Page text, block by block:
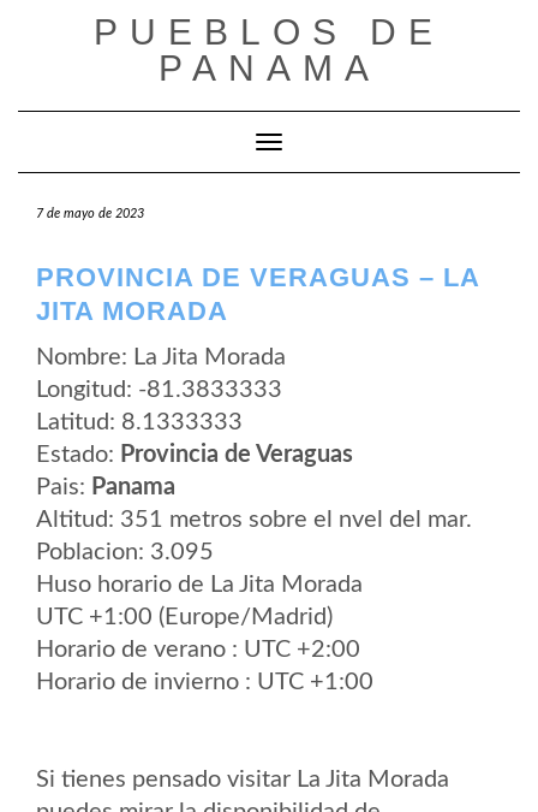
PUEBLOS DE
PANAMA
Cambiar modo de navegación
7 de mayo de 2023
PROVINCIA DE VERAGUAS – LA
JITA MORADA
Nombre: La Jita Morada
Longitud: -81.3833333
Latitud: 8.1333333
Estado: Provincia de Veraguas
Pais: Panama
Altitud: 351 metros sobre el nvel del mar.
Poblacion: 3.095
Huso horario de La Jita Morada
UTC +1:00 (Europe/Madrid)
Horario de verano : UTC +2:00
Horario de invierno : UTC +1:00
Si tienes pensado visitar La Jita Morada